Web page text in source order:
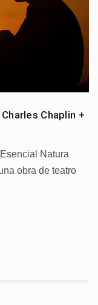
Chaplin +
Esencial Natura
obra de teatro